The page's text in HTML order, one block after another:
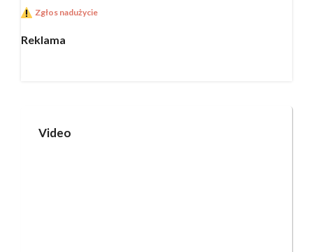
Zgłos nadużycie
Reklama
Video